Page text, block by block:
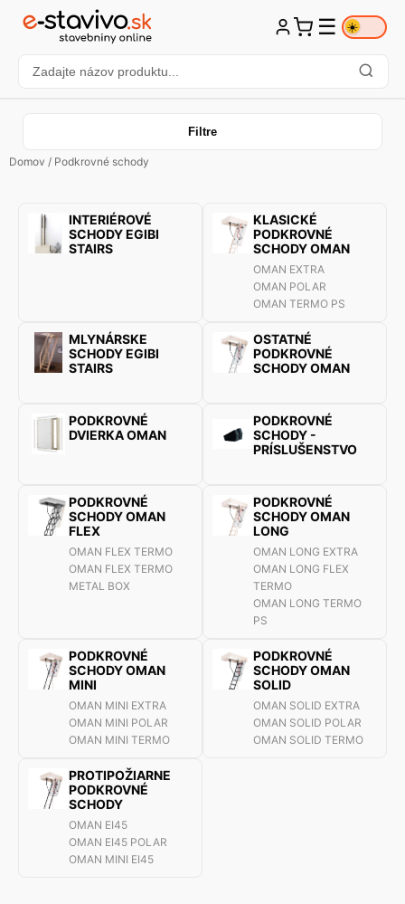
☰ ☀️
Filtre
Domov / Podkrovné schody
INTERIÉROVÉ
SCHODY EGIBI
STAIRS
KLASICKÉ
PODKROVNÉ
SCHODY OMAN
OMAN EXTRA
OMAN POLAR
OMAN TERMO PS
MLYNÁRSKE
SCHODY EGIBI
STAIRS
OSTATNÉ
PODKROVNÉ
SCHODY OMAN
PODKROVNÉ
DVIERKA OMAN
PODKROVNÉ
SCHODY -
PRÍSLUŠENSTVO
PODKROVNÉ
SCHODY OMAN
FLEX
OMAN FLEX TERMO
OMAN FLEX TERMO
METAL BOX
PODKROVNÉ
SCHODY OMAN
LONG
OMAN LONG EXTRA
OMAN LONG FLEX
TERMO
OMAN LONG TERMO
PS
PODKROVNÉ
SCHODY OMAN
MINI
OMAN MINI EXTRA
OMAN MINI POLAR
OMAN MINI TERMO
PODKROVNÉ
SCHODY OMAN
SOLID
OMAN SOLID EXTRA
OMAN SOLID POLAR
OMAN SOLID TERMO
PROTIPOŽIARNE
PODKROVNÉ
SCHODY
OMAN EI45
OMAN EI45 POLAR
OMAN MINI EI45